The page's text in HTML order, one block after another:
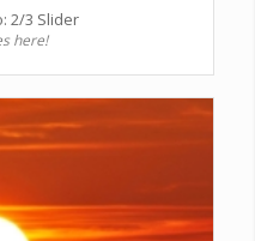
2/3 Slider
here!